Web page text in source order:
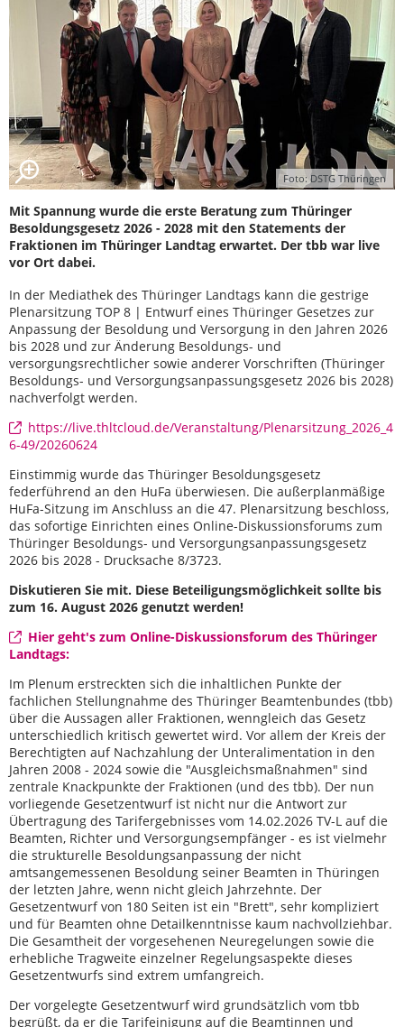
Foto: DSTG Thüringen
Mit Spannung wurde die erste Beratung zum Thüringer
Besoldungsgesetz 2026 - 2028 mit den Statements der
Fraktionen im Thüringer Landtag erwartet. Der tbb war live
vor Ort dabei.
In der Mediathek des Thüringer Landtags kann die gestrige
Plenarsitzung TOP 8 | Entwurf eines Thüringer Gesetzes zur
Anpassung der Besoldung und Versorgung in den Jahren 2026
bis 2028 und zur Änderung Besoldungs- und
versorgungsrechtlicher sowie anderer Vorschriften (Thüringer
Besoldungs- und Versorgungsanpassungsgesetz 2026 bis 2028)
nachverfolgt werden.
https://live.thltcloud.de/Veranstaltung/Plenarsitzung_2026_4
6-49/20260624
Einstimmig wurde das Thüringer Besoldungsgesetz
federführend an den HuFa überwiesen. Die außerplanmäßige
HuFa-Sitzung im Anschluss an die 47. Plenarsitzung beschloss,
das sofortige Einrichten eines Online-Diskussionsforums zum
Thüringer Besoldungs- und Versorgungsanpassungsgesetz
2026 bis 2028 - Drucksache 8/3723.
Diskutieren Sie mit. Diese Beteiligungsmöglichkeit sollte bis
zum 16. August 2026 genutzt werden!
Hier geht's zum Online-Diskussionsforum des Thüringer
Landtags:
Im Plenum erstreckten sich die inhaltlichen Punkte der
fachlichen Stellungnahme des Thüringer Beamtenbundes (tbb)
über die Aussagen aller Fraktionen, wenngleich das Gesetz
unterschiedlich kritisch gewertet wird. Vor allem der Kreis der
Berechtigten auf Nachzahlung der Unteralimentation in den
Jahren 2008 - 2024 sowie die "Ausgleichsmaßnahmen" sind
zentrale Knackpunkte der Fraktionen (und des tbb). Der nun
vorliegende Gesetzentwurf ist nicht nur die Antwort zur
Übertragung des Tarifergebnisses vom 14.02.2026 TV-L auf die
Beamten, Richter und Versorgungsempfänger - es ist vielmehr
die strukturelle Besoldungsanpassung der nicht
amtsangemessenen Besoldung seiner Beamten in Thüringen
der letzten Jahre, wenn nicht gleich Jahrzehnte. Der
Gesetzentwurf von 180 Seiten ist ein "Brett", sehr kompliziert
und für Beamten ohne Detailkenntnisse kaum nachvollziehbar.
Die Gesamtheit der vorgesehenen Neuregelungen sowie die
erhebliche Tragweite einzelner Regelungsaspekte dieses
Gesetzentwurfs sind extrem umfangreich.
Der vorgelegte Gesetzentwurf wird grundsätzlich vom tbb
begrüßt, da er die Tarifeinigung auf die Beamtinnen und